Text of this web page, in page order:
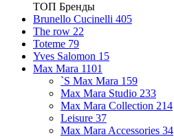
ТОП Бренды
Brunello Cucinelli 405
The row 22
Toteme 79
Yves Salomon 15
Max Mara 1101
`S Max Mara 159
Max Mara Studio 233
Max Mara Collection 214
Leisure 37
Max Mara Accessories 34